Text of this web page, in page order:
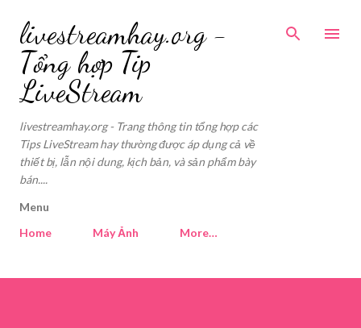
livestreamhay.org -
Tổng hợp Tip
LiveStream
livestreamhay.org - Trang thông tin tổng hợp các
Tips LiveStream hay thường được áp dụng cả về
thiết bị, lẫn nội dung, kịch bản, và sản phẩm bày
bán....
Menu
Home
Máy Ảnh More…